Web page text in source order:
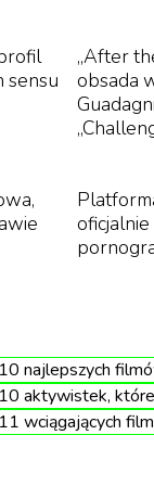
obstawia
Gadd
sensu
„After
obsada
10 najlepszych
10 aktywistek,
11 wciągających